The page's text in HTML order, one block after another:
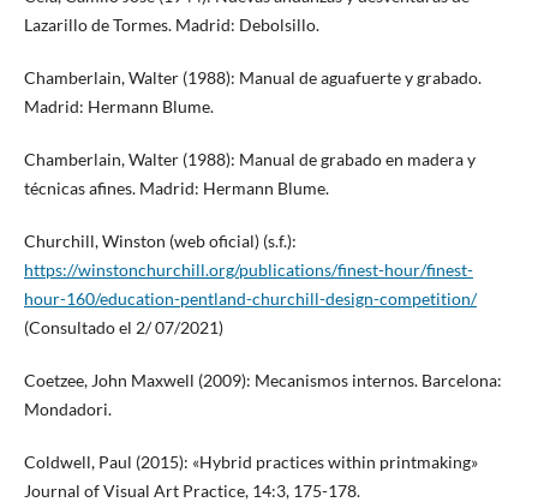
Lazarillo de Tormes. Madrid: Debolsillo.
Chamberlain, Walter (1988): Manual de aguafuerte y grabado.
Madrid: Hermann Blume.
Chamberlain, Walter (1988): Manual de grabado en madera y
técnicas afines. Madrid: Hermann Blume.
Churchill, Winston (web oficial) (s.f.):
https://winstonchurchill.org/publications/finest-hour/finest-
hour-160/education-pentland-churchill-design-competition/
(Consultado el 2/ 07/2021)
Coetzee, John Maxwell (2009): Mecanismos internos. Barcelona:
Mondadori.
Coldwell, Paul (2015): «Hybrid practices within printmaking»
Journal of Visual Art Practice, 14:3, 175-178.